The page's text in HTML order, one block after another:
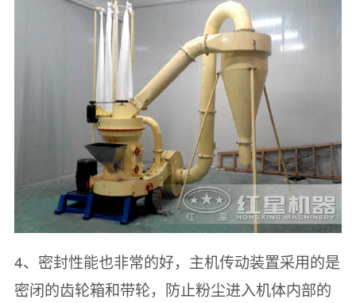
4、密封性能也非常的好，主机传动装置采用的是
密闭的齿轮箱和带轮，防止粉尘进入机体内部的